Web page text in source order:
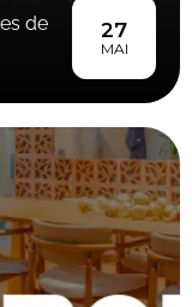
de
27
MAI